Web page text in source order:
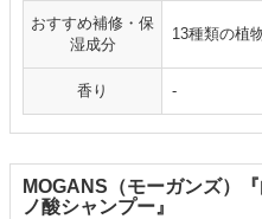
おすすめ補修・保
湿成分
13種類の植
香り -
MOGANS（モーガンズ）
ノ酸シャンプー』